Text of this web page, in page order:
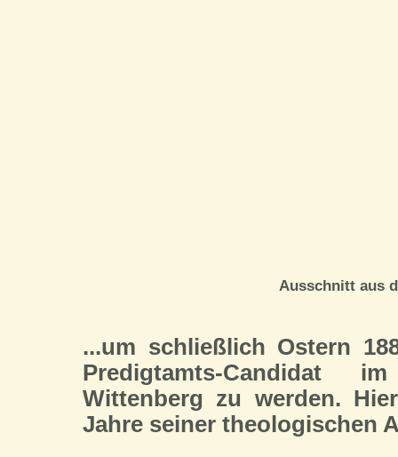
Ausschnitt aus
...um schließlich Ostern
Predigtamts-Candidat
Wittenberg zu werden.
Jahre seiner theologischen